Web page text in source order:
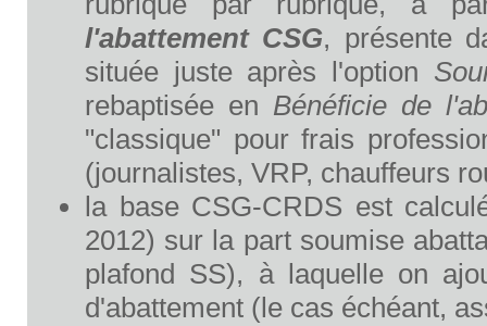
l'abattement CSG, présente
située juste après l'option
rebaptisée en Bénéficie de
"classique" pour frais
(journalistes, VRP, chauffeurs
la base CSG-CRDS est
2012) sur la part soumise
plafond SS), à laquelle on
d'abattement (le cas échéant,